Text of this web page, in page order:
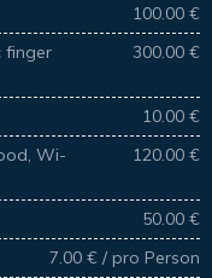
100.00 €
finger
300.00 €
10.00 €
Wi-
120.00 €
50.00 €
7.00 € / pro Person